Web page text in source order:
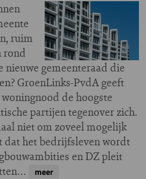
ruim
rond
nieuwe gemeenteraad die
GroenLinks-PvdA geeft
de hoogste
partijen tegenover zich.
niet om zoveel mogelijk
dat het bedrijfsleven wordt
en DZ pleit
meer